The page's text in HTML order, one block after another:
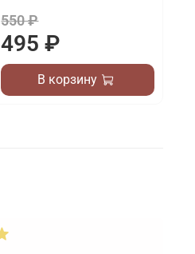
550 ₽
495 ₽
В корзину